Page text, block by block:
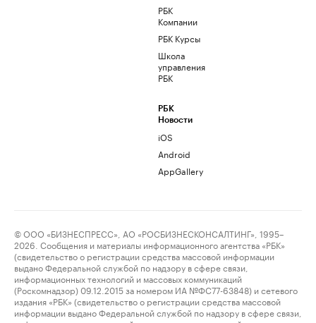
РБК
Компании
РБК Курсы
Школа
управления
РБК
РБК
Новости
iOS
Android
AppGallery
© ООО «БИЗНЕСПРЕСС», АО «РОСБИЗНЕСКОНСАЛТИНГ», 1995–
2026. Сообщения и материалы информационного агентства «РБК»
(свидетельство о регистрации средства массовой информации
выдано Федеральной службой по надзору в сфере связи,
информационных технологий и массовых коммуникаций
(Роскомнадзор) 09.12.2015 за номером ИА №ФС77-63848) и сетевого
издания «РБК» (свидетельство о регистрации средства массовой
информации выдано Федеральной службой по надзору в сфере связи,